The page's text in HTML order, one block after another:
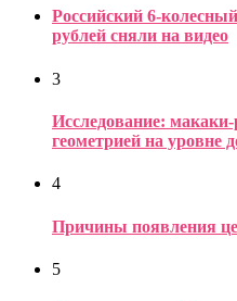
Российский 6-
рублей сняли на видео
3
Исследование:
геометрией на уровне
4
Причины появления
5